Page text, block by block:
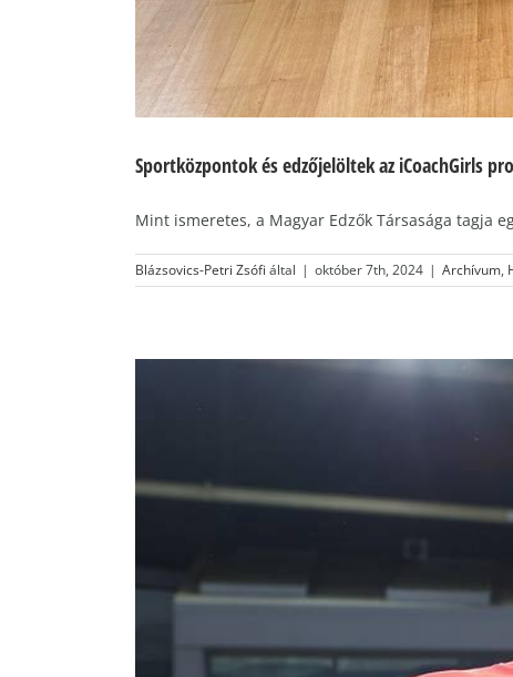
Sportközpontok és edzőjelöltek az iCoachGirls
Mint ismeretes, a Magyar Edzők Társasága tagja
Blázsovics-Petri Zsófi által | október 7th, 2024 | Archívum,